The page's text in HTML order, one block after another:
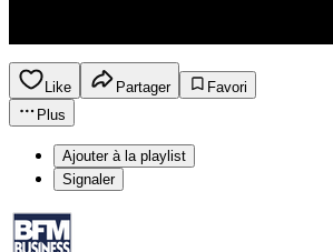
Like Partager
Favori
Plus
Ajouter à la playlist
Signaler